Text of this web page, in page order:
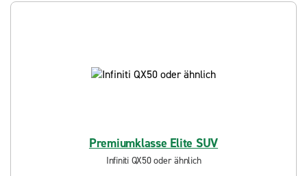
Premiumklasse Elite SUV
Infiniti QX50 oder ähnlich